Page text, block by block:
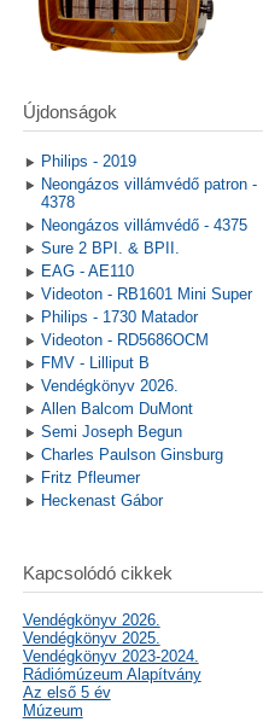
Újdonságok
Philips - 2019
Neongázos villámvédő patron -
4378
Neongázos villámvédő - 4375
Sure 2 BPI. & BPII.
EAG - AE110
Videoton - RB1601 Mini Super
Philips - 1730 Matador
Videoton - RD5686OCM
FMV - Lilliput B
Vendégkönyv 2026.
Allen Balcom DuMont
Semi Joseph Begun
Charles Paulson Ginsburg
Fritz Pfleumer
Heckenast Gábor
Kapcsolódó cikkek
Vendégkönyv 2026.
Vendégkönyv 2025.
Vendégkönyv 2023-2024.
Rádiómúzeum Alapítvány
Az első 5 év
Múzeum